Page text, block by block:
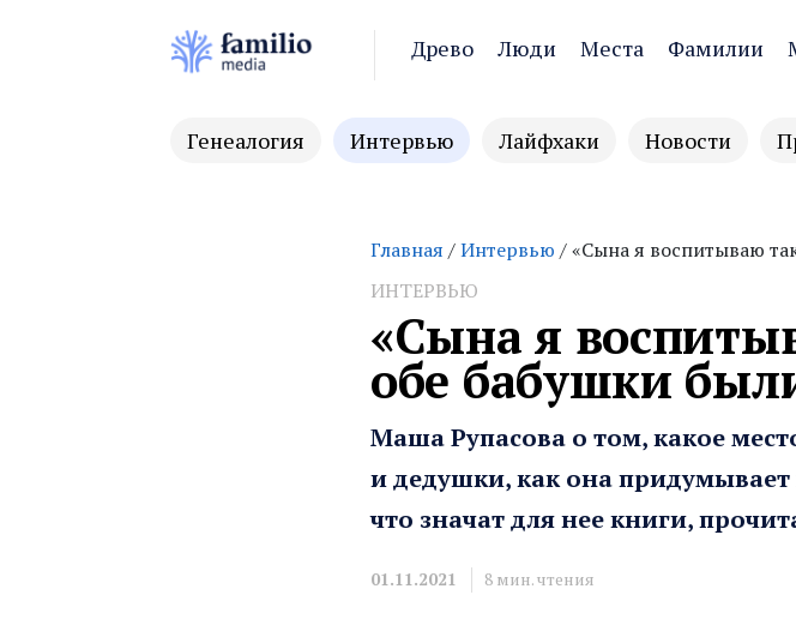
Древо Люди Места Фамилии
Генеалогия Интервью Лайфхаки Новости
Главная /Интервью / «Сына я воспитываю
ИНТЕРВЬЮ
«Сына я
обе бабушки
Маша Рупасова о том, какое
и дедушки, как она
что значат для нее книги,
01.11.2021 8 мин. чтения